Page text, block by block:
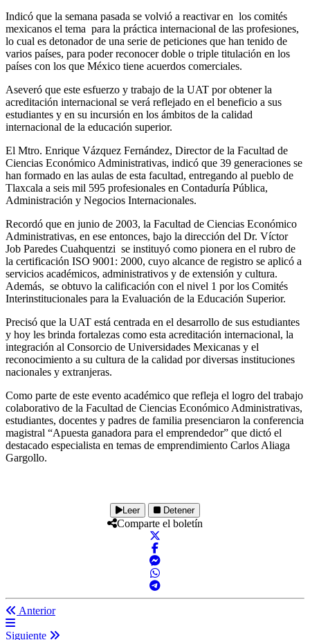
Indicó que la semana pasada se volvió a reactivar en los comités
mexicanos el tema para la práctica internacional de las profesiones,
lo cual es detonador de una serie de peticiones que han tenido de
varios países, para poder reconocer doble o triple titulación en los
países con los que México tiene acuerdos comerciales.
Aseveró que este esfuerzo y trabajo de la UAT por obtener la
acreditación internacional se verá reflejado en el beneficio a sus
estudiantes y en su incursión en los ámbitos de la calidad
internacional de la educación superior.
El Mtro. Enrique Vázquez Fernández, Director de la Facultad de
Ciencias Económico Administrativas, indicó que 39 generaciones se
han formado en las aulas de esta facultad, entregando al pueblo de
Tlaxcala a seis mil 595 profesionales en Contaduría Pública,
Administración y Negocios Internacionales.
Recordó que en junio de 2003, la Facultad de Ciencias Económico
Administrativas, en ese entonces, bajo la dirección del Dr. Víctor
Job Paredes Cuahquentzi se instituyó como pionera en el rubro de
la certificación ISO 9001: 2000, cuyo alcance de registro se aplicó a
servicios académicos, administrativos y de extensión y cultura.
Además, se obtuvo la calificación con el nivel 1 por los Comités
Interinstitucionales para la Evaluación de la Educación Superior.
Precisó que la UAT está centrada en el desarrollo de sus estudiantes
y hoy les brinda fortalezas como esta acreditación internacional, la
integración al Consorcio de Universidades Mexicanas y el
reconocimiento a su cultura de la calidad por diversas instituciones
nacionales y extranjeras.
Como parte de este evento académico que refleja el logro del trabajo
colaborativo de la Facultad de Ciencias Económico Administrativas,
estudiantes, docentes y padres de familia presenciaron la conferencia
magistral “Apuesta ganadora para el emprendedor” que dictó el
destacado especialista en temas de emprendimiento Carlos Aliaga
Gargollo.
Leer Detener
Comparte el boletín
Anterior
Siguiente